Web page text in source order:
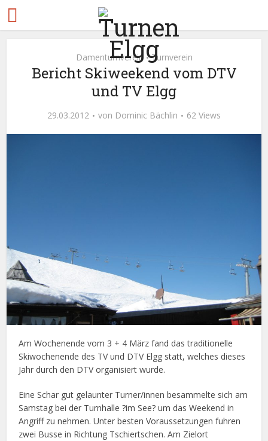
Damenturnverein • Turnverein
Bericht Skiweekend vom DTV
und TV Elgg
29.03.2012 von Dominic Bächlin 62 Views
Am Wochenende vom 3 + 4 März fand das traditionelle
Skiwochenende des TV und DTV Elgg statt, welches dieses
Jahr durch den DTV organisiert wurde.
Eine Schar gut gelaunter Turner/innen besammelte sich am
Samstag bei der Turnhalle ?im See? um das Weekend in
Angriff zu nehmen. Unter besten Voraussetzungen fuhren
zwei Busse in Richtung Tschiertschen. Am Zielort